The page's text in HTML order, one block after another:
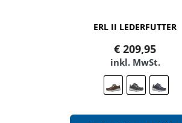
ERL II LEDERFUTTER
€ 209,95
inkl. MwSt.